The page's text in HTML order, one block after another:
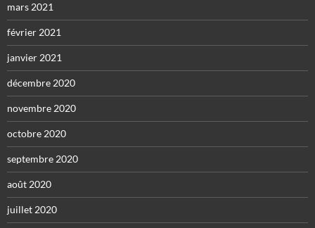
mars 2021
février 2021
janvier 2021
décembre 2020
novembre 2020
octobre 2020
septembre 2020
août 2020
juillet 2020